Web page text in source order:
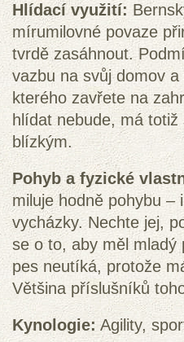
Hlídací využití:
mírumilovné povaze
tvrdě zasáhnout.
vazbu na svůj domov
kterého zavřete na
hlídat nebude, má
blízkým.
Pohyb a fyzické
miluje hodně pohybu –
vycházky. Nechte jej,
se o to, aby měl mladý
pes neutíká, protože
Většina příslušníků
Kynologie: Agility,